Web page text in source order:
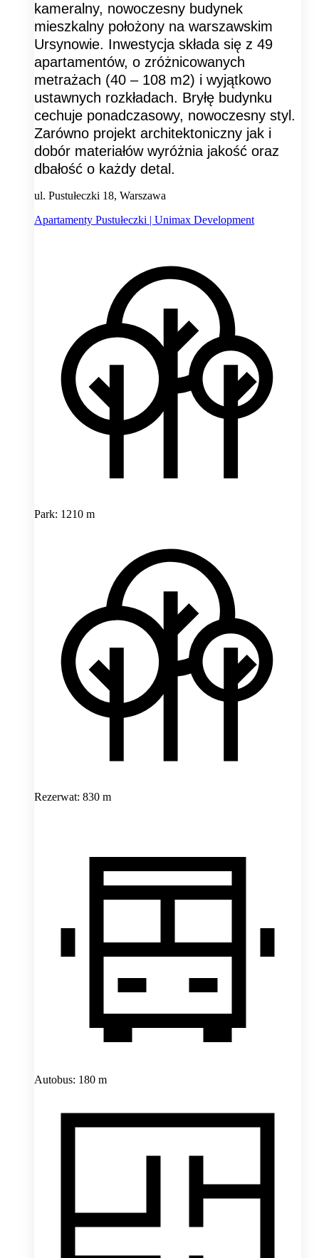
kameralny, nowoczesny budynek
mieszkalny położony na warszawskim
Ursynowie. Inwestycja składa się z 49
apartamentów, o zróżnicowanych
metrażach (40 – 108 m2) i wyjątkowo
ustawnych rozkładach. Bryłę budynku
cechuje ponadczasowy, nowoczesny styl.
Zarówno projekt architektoniczny jak i
dobór materiałów wyróżnia jakość oraz
dbałość o każdy detal.
ul. Pustułeczki 18, Warszawa
Apartamenty Pustułeczki | Unimax Development
Park: 1210 m
Rezerwat: 830 m
Autobus: 180 m